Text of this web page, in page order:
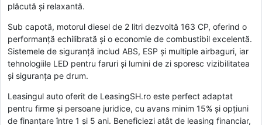
plăcută și relaxantă.
Sub capotă, motorul diesel de 2 litri dezvoltă 163 CP, oferind o
performanță echilibrată și o economie de combustibil excelentă.
Sistemele de siguranță includ ABS, ESP și multiple airbaguri, iar
tehnologiile LED pentru faruri și lumini de zi sporesc vizibilitatea
și siguranța pe drum.
Leasingul auto oferit de LeasingSH.ro este perfect adaptat
pentru firme și persoane juridice, cu avans minim 15% și opțiuni
de finanțare între 1 și 5 ani. Beneficiezi atât de leasing financiar,